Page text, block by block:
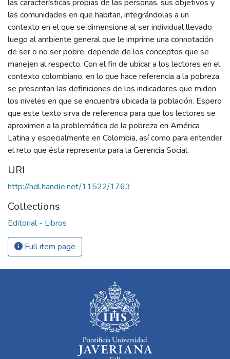
las características propias de las personas, sus objetivos y
las comunidades en que habitan, integrándolas a un
contexto en el que se dimensione al ser individual llevado
luego al ambiente general que le imprime una connotación
de ser o no ser pobre, depende de los conceptos que se
manejen al respecto. Con el fin de ubicar a los lectores en el
contexto colombiano, en lo que hace referencia a la pobreza,
se presentan las definiciones de los indicadores que miden
los niveles en que se encuentra ubicada la población. Espero
que este texto sirva de referencia para que los lectores se
aproximen a la problemática de la pobreza en América
Latina y especialmente en Colombia, así como para entender
el reto que ésta representa para la Gerencia Social.
URI
http://hdl.handle.net/11522/1763
Collections
Editorial - Libros
Full item page